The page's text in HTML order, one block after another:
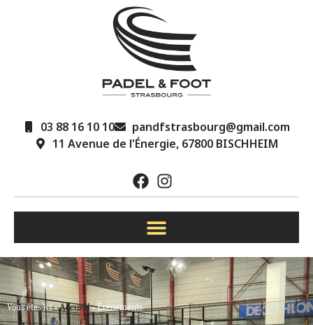
03 88 16 10 10
pandfstrasbourg@gmail.com
11 Avenue de l'Énergie, 67800 BISCHHEIM
Vous êtes ici ›Accueil›Évènements